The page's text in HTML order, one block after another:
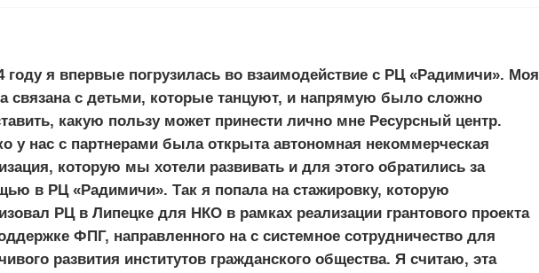
году я впервые погрузилась во взаимодействие с РЦ «Радимичи». Моя
связана с детьми, которые танцуют, и напрямую было сложно
какую пользу может принести лично мне Ресурсный центр.
у нас с партнерами была открыта автономная некоммерческая
которую мы хотели развивать и для этого обратились за
в РЦ «Радимичи». Так я попала на стажировку, которую
РЦ в Липецке для НКО в рамках реализации грантового проекта
ФПГ, направленного на с системное сотрудничество для
развития институтов гражданского общества. Я считаю, эта